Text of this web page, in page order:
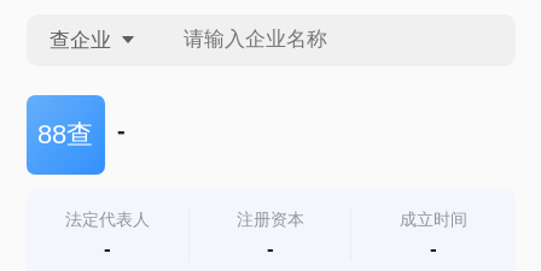
查企业
查企业
查产地
88查 -
法定代表人
-
注册资本
-
成立时间
-